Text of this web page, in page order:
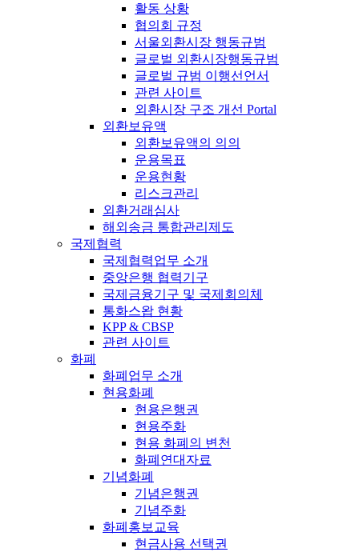
활동 상황
협의회 규정
서울외환시장 행동규범
글로벌 외환시장행동규범
글로벌 규범 이행선언서
관련 사이트
외환시장 구조 개선 Portal
외환보유액
외환보유액의 의의
운용목표
운용현황
리스크관리
외환거래심사
해외송금 통합관리제도
국제협력
국제협력업무 소개
중앙은행 협력기구
국제금융기구 및 국제회의체
통화스왑 현황
KPP & CBSP
관련 사이트
화폐
화폐업무 소개
현용화폐
현용은행권
현용주화
현용 화폐의 변천
화폐연대자료
기념화폐
기념은행권
기념주화
화폐홍보교육
현금사용 선택권